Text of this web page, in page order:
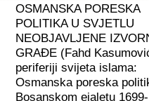
OSMANSKA PORESKA
POLITIKA U SVJETLU
NEOBJAVLJENE
GRAĐE (Fahd
periferiji svijeta islama:
Osmanska poreska
Bosanskom ejaletu